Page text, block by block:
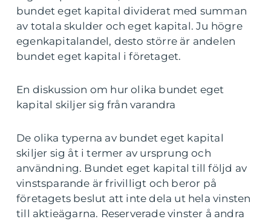
bundet eget kapital dividerat med summan
av totala skulder och eget kapital. Ju högre
egenkapitalandel, desto större är andelen
bundet eget kapital i företaget.
En diskussion om hur olika bundet eget
kapital skiljer sig från varandra
De olika typerna av bundet eget kapital
skiljer sig åt i termer av ursprung och
användning. Bundet eget kapital till följd av
vinstsparande är frivilligt och beror på
företagets beslut att inte dela ut hela vinsten
till aktieägarna. Reserverade vinster å andra